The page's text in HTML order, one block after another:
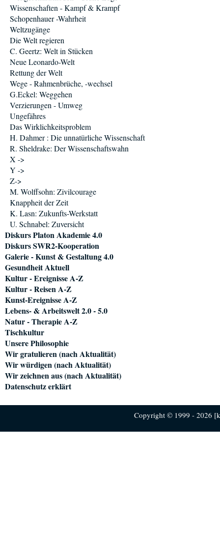
Wissenschaften - Kampf & Krampf
Schopenhauer -Wahrheit
Weltzugänge
Die Welt regieren
C. Geertz: Welt in Stücken
Neue Leonardo-Welt
Rettung der Welt
Wege - Rahmenbrüche, -wechsel
G.Eckel: Weggehen
Verzierungen - Umweg
Ungefähres
Das Wirklichkeitsproblem
H. Dahmer : Die unnatürliche Wissenschaft
R. Sheldrake: Der Wissenschaftswahn
X ->
Y ->
Z->
M. Wolffsohn: Zivilcourage
Knappheit der Zeit
K. Lasn: Zukunfts-Werkstatt
U. Schnabel: Zuversicht
Diskurs Platon Akademie 4.0
Diskurs SWR2-Kooperation
Galerie - Kunst & Gestaltung 4.0
Gesundheit Aktuell
Kultur - Ereignisse A-Z
Kultur - Reisen A-Z
Kunst-Ereignisse A-Z
Lebens- & Arbeitswelt 2.0 - 5.0
Natur - Therapie A-Z
Tischkultur
Unsere Philosophie
Wir gratulieren (nach Aktualität)
Wir würdigen (nach Aktualität)
Wir zeichnen aus (nach Aktualität)
Datenschutz erklärt
Copyright © 1999 - 2026